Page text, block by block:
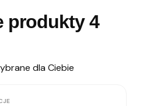
produkty4
dla Ciebie